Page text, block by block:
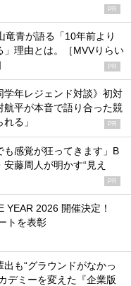
PR
竜青が語る「10年前より
理由とは。［MVVりらい
PR
学年レジェンド対談》初対
平が本音で語り合った競
る」
PR
も感覚が狂ってきます」B
藤周人が明かす“見え
PR
YEAR 2026 開催決定！
トを表彰
出も“グラウンドがなかっ
デミーを変えた『企業版